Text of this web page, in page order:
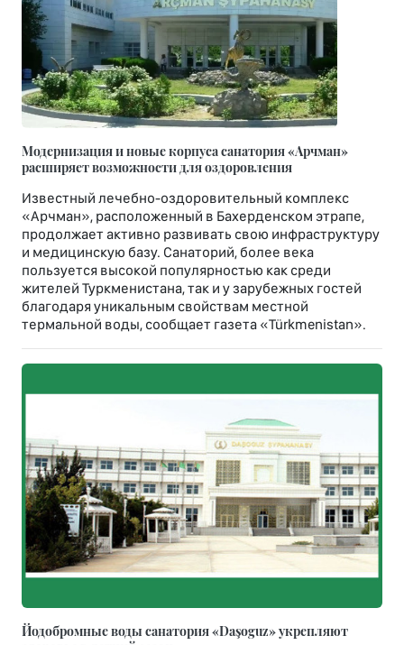
Модернизация и новые корпуса санатория «Арчман»
расширяет возможности для оздоровления
Известный лечебно-оздоровительный комплекс
«Арчман», расположенный в Бахерденском этрапе,
продолжает активно развивать свою инфраструктуру
и медицинскую базу. Санаторий, более века
пользуется высокой популярностью как среди
жителей Туркменистана, так и у зарубежных гостей
благодаря уникальным свойствам местной
термальной воды, сообщает газета «Türkmenistan».
Йодобромные воды санатория «Daşoguz» укрепляют